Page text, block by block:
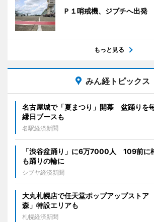
Ｐ１哨戒機、ジブチへ出発
もっと見る
みん経トピックス
名古屋城で「夏まつり」開幕 盆踊りを
縁日ブースも
名駅経済新聞
「渋谷盆踊り」に6万7000人 109前に
も踊りの輪に
シブヤ経済新聞
大丸札幌店で任天堂ポップアップスト
森」特設エリアも
札幌経済新聞